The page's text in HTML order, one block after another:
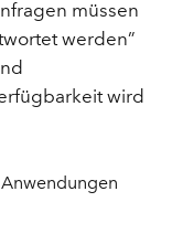
müssen
werden”
wird